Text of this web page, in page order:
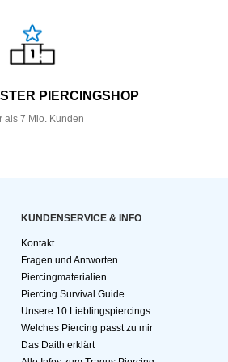
PIERCINGSHOP
als 7 Mio. Kunden
KUNDEN­SERVICE & INFO
Kontakt
Fragen und Antworten
Piercingmaterialien
Piercing Survival Guide
Unsere 10 Lieblingspiercings
Welches Piercing passt zu mir
Das Daith erklärt